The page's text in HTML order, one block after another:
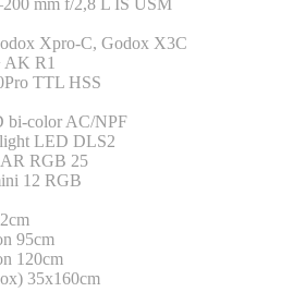
mm f/2,8 L IS USM
Xpro-C, Godox X3C
AK R1
TTL HSS
bi-color AC/NPF
LED DLS2
RGB 25
12 RGB
95cm
120cm
35x160cm